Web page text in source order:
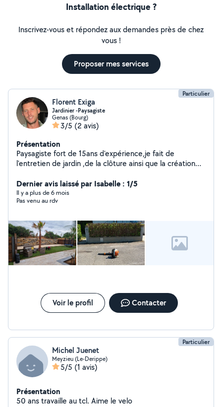
Installation électrique ?
Inscrivez-vous et répondez aux demandes près de chez
vous !
Proposer mes services
Particulier
Florent Exiga
Jardinier -Paysagiste
Genas (Bourg)
3/5 (2 avis)
Présentation
Paysagiste fort de 15ans d'expérience,je fait de
l'entretien de jardin ,de la clôture ainsi que la création
vous pouvez me contacter .
Dernier avis laissé par Isabelle : 1/5
Il y a plus de 6 mois
Pas venu au rdv
Voir le profil Contacter
Particulier
Michel Juenet
Meyzieu (Le-Derippe)
5/5 (1 avis)
Présentation
50 ans travaille au tcl. Aime le velo